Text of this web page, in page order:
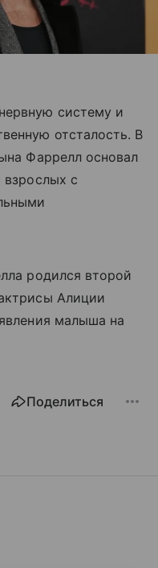
систему и
отсталость. В
Фаррелл основал
взрослых с
родился второй
Алиции
малыша на
Поделиться